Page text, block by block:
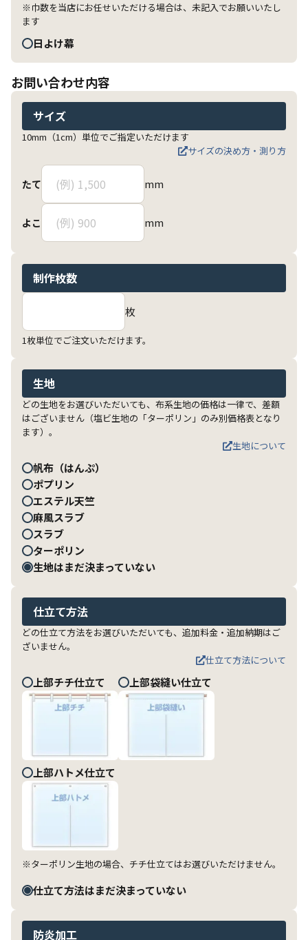
※巾数を当店にお任せいただける場合は、未記入でお願いいたし
ます
日よけ幕
お問い合わせ内容
サイズ
10mm（1cm）単位でご指定いただけます
サイズの決め方・測り方
たて mm
よこ mm
制作枚数
枚
1枚単位でご注文いただけます。
生地
どの生地をお選びいただいても、布系生地の価格は一律で、差額
はございません（塩ビ生地の「ターポリン」のみ別価格表となり
ます）。
生地について
帆布（はんぷ）
ポプリン
エステル天竺
麻風スラブ
スラブ
ターポリン
生地はまだ決まっていない
仕立て方法
どの仕立て方法をお選びいただいても、追加料金・追加納期はご
ざいません。
仕立て方法について
上部チチ仕立て 上部袋縫い仕立て
上部ハトメ仕立て
※ターポリン生地の場合、チチ仕立てはお選びいただけません。
仕立て方法はまだ決まっていない
防炎加工